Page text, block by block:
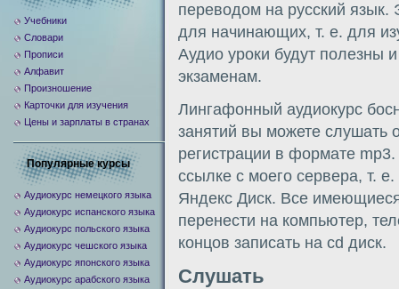
переводом на русский язык.
для начинающих, т. е. для
Аудио уроки будут полезны
экзаменам.
Лингафонный аудиокурс
занятий вы можете слушать
регистрации в формате
ссылке с моего сервера, т.
Яндекс Диск. Все
перенести на компьютер,
концов записать на cd диск.
Слушать
Учебники
Словари
Прописи
Алфавит
Произношение
Карточки для изучения
Цены и зарплаты в странах
Популярные курсы
Аудиокурс немецкого языка
Аудиокурс испанского языка
Аудиокурс польского языка
Аудиокурс чешского языка
Аудиокурс японского языка
Аудиокурс арабского языка